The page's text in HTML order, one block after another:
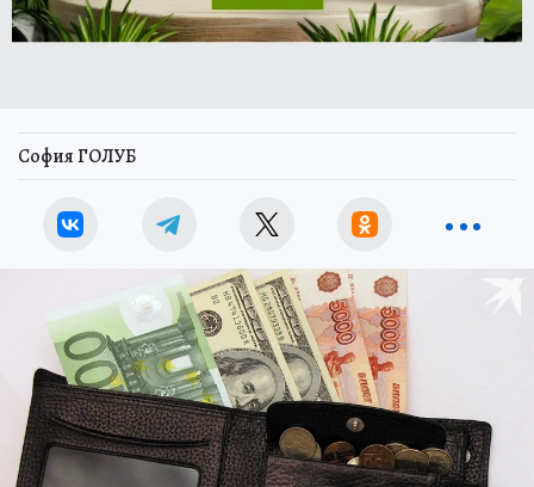
София ГОЛУБ